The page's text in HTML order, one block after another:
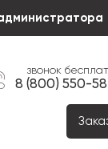
8 (800) 550-
звонок